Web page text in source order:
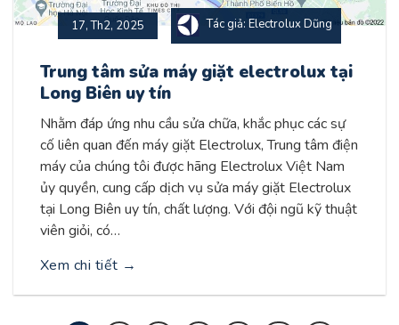
17, Th2, 2025 Tác giả: Electrolux Dũng
Trung tâm sửa máy giặt electrolux tại
Long Biên uy tín
Nhằm đáp ứng nhu cầu sửa chữa, khắc phục các sự
cố liên quan đến máy giặt Electrolux, Trung tâm điện
máy của chúng tôi được hãng Electrolux Việt Nam
ủy quyền, cung cấp dịch vụ sửa máy giặt Electrolux
tại Long Biên uy tín, chất lượng. Với đội ngũ kỹ thuật
viên giỏi, có…
Xem chi tiết →